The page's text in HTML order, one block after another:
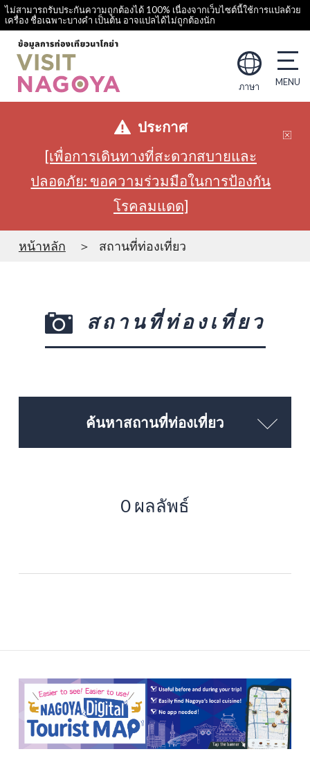
ไม่สามารถรับประกันความถูกต้องได้ 100% เนื่องจากเว็บไซต์นี้ใช้การแปลด้วย
เครื่อง ชื่อเฉพาะบางคำ เป็นต้น อาจแปลได้ไม่ถูกต้องนัก
ภาษา
ประกาศ
[เพื่อการเดินทางที่สะดวกสบายและ
ปลอดภัย: ขอความร่วมมือในการป้องกัน
โรคลมแดด]
หน้าหลัก สถานที่ท่องเที่ยว
สถานที่ท่องเที่ยว
ค้นหาสถานที่ท่องเที่ยว
0 ผลลัพธ์